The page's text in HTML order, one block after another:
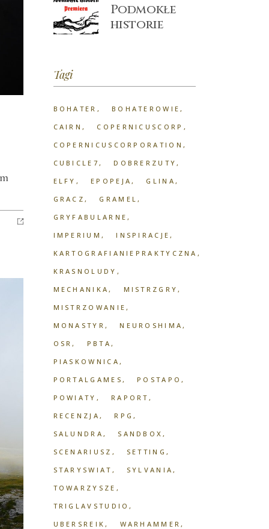
Podmokłe
historie
Tagi
BOHATER
BOHATEROWIE
CAIRN
COPERNICUSCORP
COPERNICUSCORPORATION
CUBICLE7
DOBRERZUTY
ELFY
EPOPEJA
GLINA
GRACZ
GRAMEL
GRYFABULARNE
IMPERIUM
INSPIRACJE
KARTOGRAFIANIEPRAKTYCZNA
KRASNOLUDY
MECHANIKA
MISTRZGRY
MISTRZOWANIE
MONASTYR
NEUROSHIMA
OSR
PBTA
PIASKOWNICA
PORTALGAMES
POSTAPO
POWIATY
RAPORT
RECENZJA
RPG
SALUNDRA
SANDBOX
SCENARIUSZ
SETTING
STARYSWIAT
SYLVANIA
TOWARZYSZE
TRIGLAVSTUDIO
UBERSREIK
WARHAMMER